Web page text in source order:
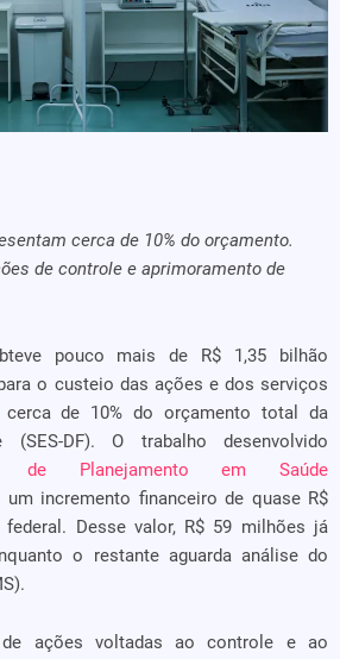
cerca de 10% do orçamento.
de controle e aprimoramento de
pouco mais de R$ 1,35 bilhão
o custeio das ações e dos serviços
de 10% do orçamento total da
(SES-DF). O trabalho desenvolvido
de Planejamento em Saúde
um incremento financeiro de quase R$
Desse valor, R$ 59 milhões já
o restante aguarda análise do
ações voltadas ao controle e ao